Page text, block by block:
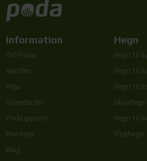
Information
Om Poda
Værdier
Miljø
Standarder
Poda garanti
Montage
Blog
Hegn
Hegn til
Hegn til
Hegn til
Skovhegn
Hegn til
Støjhegn